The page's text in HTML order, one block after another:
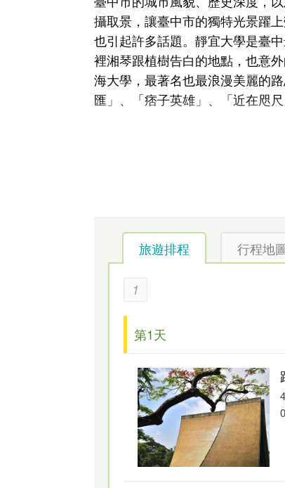
攝取景，讓臺中市的獨特光景躍
也引起許多話題。靜宜大學是臺
裡湘琴跟植樹告白的地點，也意
海大學，最著名也最浪漫美麗的
匯」、「痞子英雄」、「近在咫
路思義教堂為世界著名的建築師
義教堂儼然成為東海大學的特徵。
●旅遊小幫手
沙鹿電影藝術館(暫停營業)
開放時間：08:00-17:00
休館日：星期一
票價收費：免費
旅遊排程 行程地
1
第1天